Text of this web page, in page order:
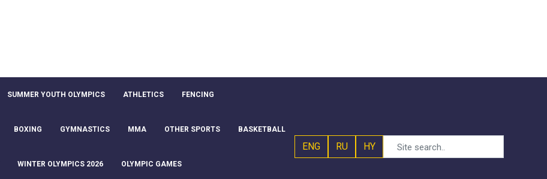
SUMMER YOUTH OLYMPICS ATHLETICS FENCING
BOXING GYMNASTICS MMA OTHER SPORTS BASKETBALL
WINTER OLYMPICS 2026 OLYMPIC GAMES
ENG RU HY